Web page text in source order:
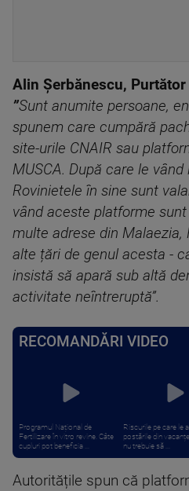
Alin Șerbănescu, Purtător
”Sunt anumite persoane,
spunem care cumpără
site-urile CNAIR sau
MUSCA. După care le vând
Rovinietele în sine sunt
vând aceste platforme
multe adrese din Malaezia,
alte țări de genul acesta -
insistă să apară sub altă
activitate neîntreruptă”.
RECOMANDĂRI VIDEO
Programul Național de
Fertilizare în vitro revine. Câte
cupluri pot beneficia ...
Riscurile pe care le
postările din
nu trebuie să ...
Autoritățile spun că